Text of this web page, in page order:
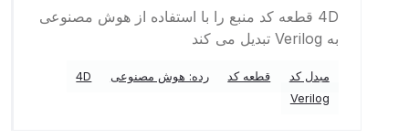
4D قطعه کد منبع را با استفاده از هوش مصنوعی
به Verilog تبدیل می کند
مبدل کد قطعه کد رده: هوش مصنوعی
4D
Verilog